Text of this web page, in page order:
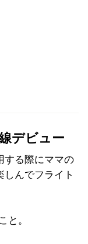
デビュー
する際にママの
んでフライト
と。